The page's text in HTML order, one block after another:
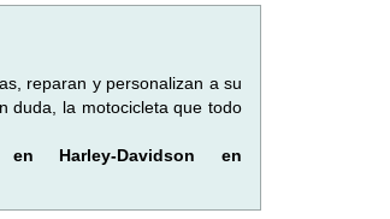
reparan y personalizan a su
duda, la motocicleta que todo
en Harley-Davidson en